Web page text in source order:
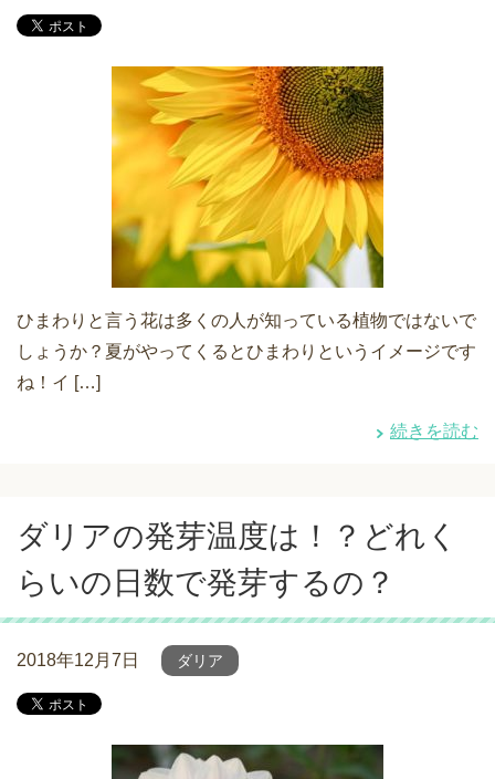
ひまわりと言う花は多くの人が知っている植物ではないで
しょうか？夏がやってくるとひまわりというイメージです
ね！イ […]
続きを読む
ダリアの発芽温度は！？どれく
らいの日数で発芽するの？
2018年12月7日 ダリア